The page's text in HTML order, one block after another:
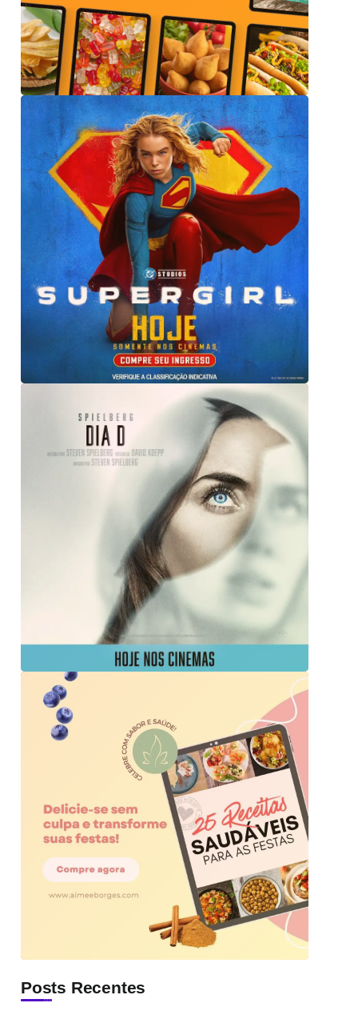
Posts Recentes